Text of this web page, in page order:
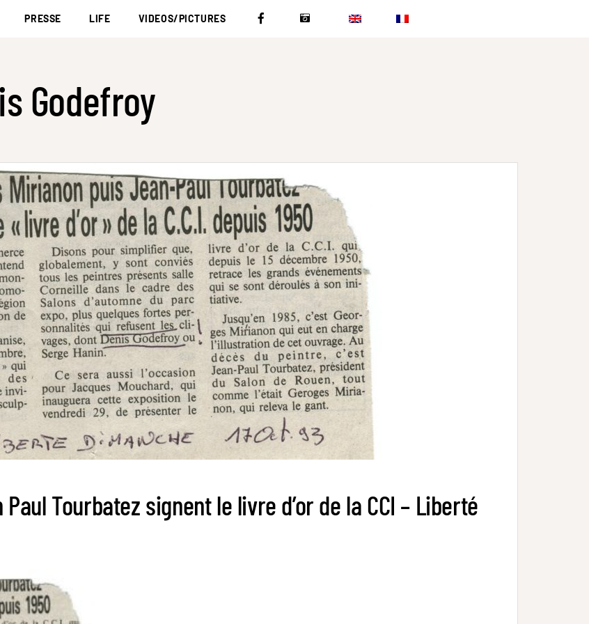
PRESSE LIFE VIDEOS/PICTURES
Godefroy
Tourbatez signent le livre d’or de la CCI – Liberté